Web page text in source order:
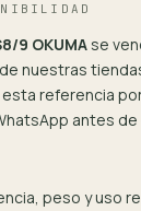
9 OKUMA se
nuestras
esta referencia
antes de
peso y uso